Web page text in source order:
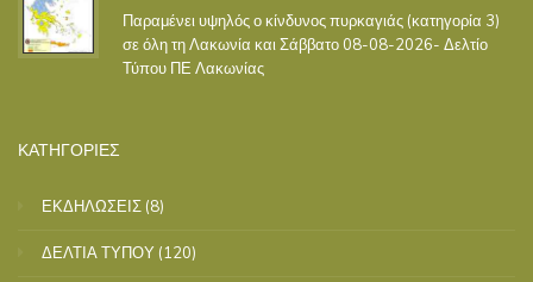
Παραμένει υψηλός ο κίνδυνος πυρκαγιάς (κατηγορία 3)
σε όλη τη Λακωνία και Σάββατο 08-08-2026- Δελτίο
Τύπου ΠΕ Λακωνίας
ΚΑΤΗΓΟΡΙΕΣ
ΕΚΔΗΛΩΣΕΙΣ (8)
ΔΕΛΤΙΑ ΤΥΠΟΥ (120)